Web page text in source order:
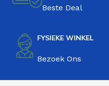
Beste Deal
FYSIEKE WINKEL
Bezoek Ons